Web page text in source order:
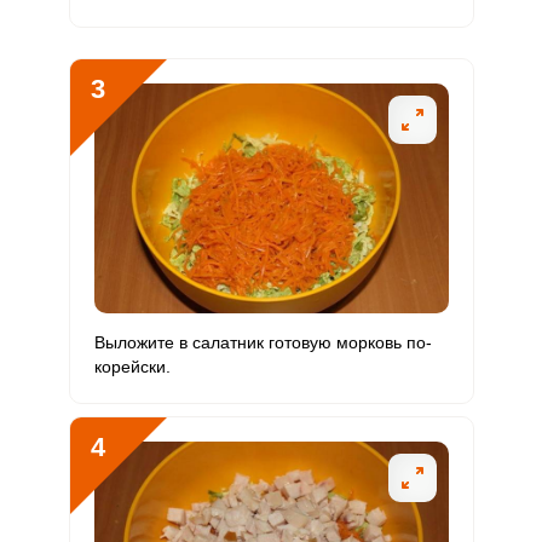
Магний 123.2 мг 2.5 3.9
Натрий 2532.2 мг 1300 мг 24.3
9 мг 500 мг 0.1
Фосфор 526.5 мг 800 мг 5.2
Хлор 95.7 мг 2300 мг 0.3
Алюминий
Йод
Кобальт 3.4 мкг 10 мкг 2.7 4.2
3
Выложите в салатник готовую морковь по-
корейски.
4